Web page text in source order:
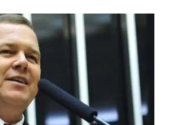
amazônica.
transporte no mês de
o aluguel de duas
lubrificante ele
33.576,53. Além disso,